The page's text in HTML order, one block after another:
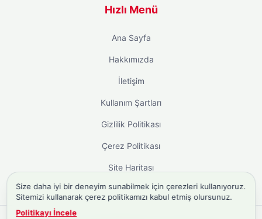
Hızlı Menü
Ana Sayfa
Hakkımızda
İletişim
Kullanım Şartları
Gizlilik Politikası
Çerez Politikası
Site Haritası
Size daha iyi bir deneyim sunabilmek için çerezleri kullanıyoruz.
Sitemizi kullanarak çerez politikamızı kabul etmiş olursunuz.
Politikayı İncele